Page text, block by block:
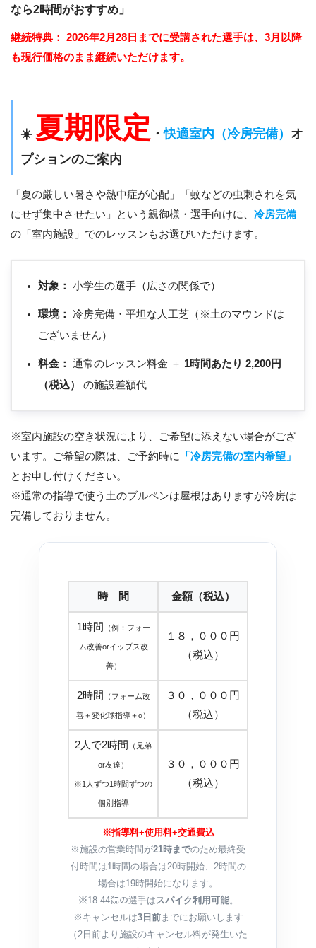
なら2時間がおすすめ」
継続特典：
2026年2月28日までに受講された選手は、3月以降
も現行価格のまま継続いただけます。
☀️ 夏期限定 ・快適室内（冷房完備） オ
プションのご案内
「夏の厳しい暑さや熱中症が心配」「蚊などの虫刺されを気
にせず集中させたい」という親御様・選手向けに、 冷房完備
の「室内施設」でのレッスンもお選びいただけます。
対象： 小学生の選手（広さの関係で）
環境：
冷房完備・平坦な人工芝（※土のマウンドは
ございません）
料金： 通常のレッスン料金 ＋ 1時間あたり 2,200円
（税込）
の施設差額代
※室内施設の空き状況により、ご希望に添えない場合がござ
います。ご希望の際は、ご予約時に 「冷房完備の室内希望」
とお申し付けください。
※通常の指導で使う土のブルペンは屋根はありますが冷房は
完備しておりません。
時 間 金額（税込）
1時間 （例：フォー
ム改善orイップス改
善）
１８，０００円
（税込）
2時間 （フォーム改
善＋変化球指導＋α）
３０，０００円
（税込）
2人で2時間 （兄弟
or友達）
※1人ずつ1時間ずつの
個別指導
３０，０００円
（税込）
※指導料+使用料+交通費込
※施設の営業時間が21時までのため最終受
付時間は1時間の場合は20時開始、2時間の
場合は19時開始になります。
※18.44㍍の選手は スパイク利用可能。
※キャンセルは3日前までにお願いします
（2日前より施設のキャンセル料が発生いた